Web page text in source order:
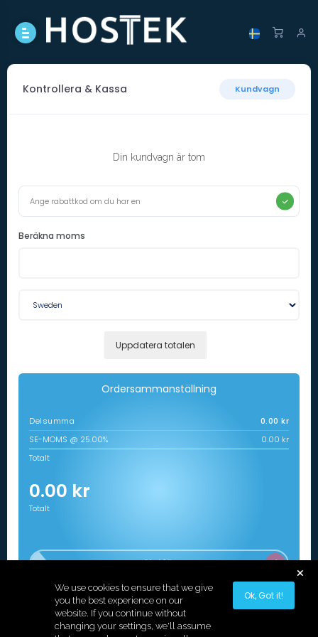
Kontrollera & Kassa Kundvagn
Din kundvagn är tom
Beräkna moms
Uppdatera totalen
Ordersammanställning
Delsumma
0.00 kr
SE-MOMS @ 25.00%
0.00 kr
Totalt
0.00 kr
Totalt
Slutför
Fortsätt handla
We use cookies to ensure that we give
you the best experience on our
website. If you continue without
changing your settings, we'll assume
Ok, Got it!